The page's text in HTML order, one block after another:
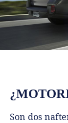
Son dos